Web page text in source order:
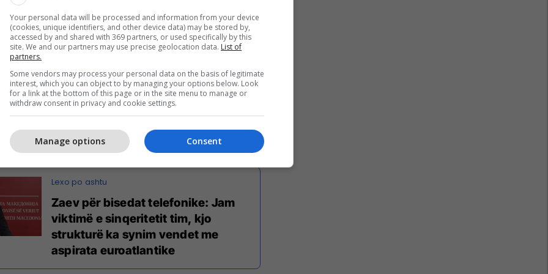
dhe Alexei Stolyarov, të njohur edhe si Vovan
kohë kanë mashtruar liderë të njohur
tjera publike.
biseda shfaqen si liderë apo zyrtarë të tjerë,
janë paraqitur si presidenti i Letonisë.
ish-kryeministri maqedonas, Zoran Zaev, pastaj
Harris, etj.
Zaev për bisedat telefonike: Jam
viktimë e sinqeritetit tim, kjo
strukturë ka synim vendet me
aspirata euroatlantike
Your personal data will be processed and information from your device
(cookies, unique identifiers, and other device data) may be stored by,
accessed by and shared with 369 partners, or used specifically by this
site. We and our partners may use precise geolocation data. List of
partners.
Some vendors may process your personal data on the basis of legitimate
interest, which you can object to by managing your options below. Look
for a link at the bottom of this page or in the site menu to manage or
withdraw consent in privacy and cookie settings.
Consent
Manage options